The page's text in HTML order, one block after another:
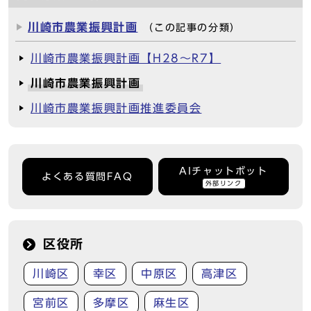
川崎市農業振興計画 （この記事の分類）
川崎市農業振興計画【H28～R7】
川崎市農業振興計画
川崎市農業振興計画推進委員会
よくある質問FAQ
AIチャットボット
外部リンク
区役所
川崎区 幸区 中原区 高津区
宮前区 多摩区 麻生区